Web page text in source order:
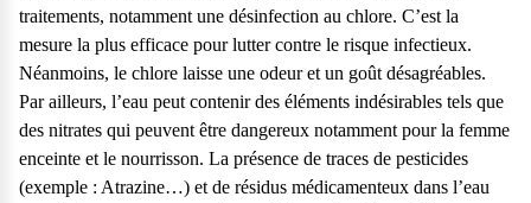
traitements, notamment une désinfection au chlore. C’est la
mesure la plus efficace pour lutter contre le risque infectieux.
Néanmoins, le chlore laisse une odeur et un goût désagréables.
Par ailleurs, l’eau peut contenir des éléments indésirables tels que
des nitrates qui peuvent être dangereux notamment pour la femme
enceinte et le nourrisson. La présence de traces de pesticides
(exemple : Atrazine…) et de résidus médicamenteux dans l’eau